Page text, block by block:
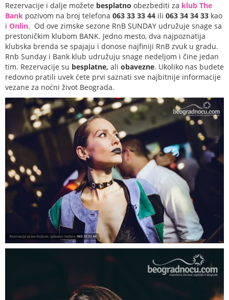
Rezervacije i dalje možete besplatno obezbediti za klub The
Bank pozivom na broj telefona 063 33 33 44 ili 063 34 34 33 kao
i Onlin. Od ove zimske sezone RnB SUNDAY udružuje snage sa
prestoničkim klubom BANK. Jedno mesto, dva najpoznatija
klubska brenda se spajaju i donose najfiniji RnB zvuk u gradu.
Rnb Sunday i Bank klub udružuju snage nedeljom i čine jedan
tim. Rezervacije su besplatne, ali obavezne. Ukoliko nas budete
redovno pratili uvek ćete prvi saznati sve najbitnije informacije
vezane za noćni život Beograda.